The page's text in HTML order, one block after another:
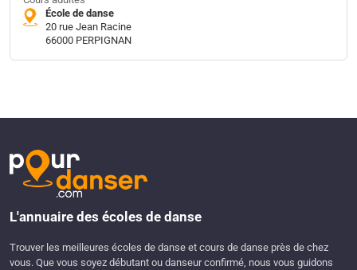
École de danse
20 rue Jean Racine
66000 PERPIGNAN
L'annuaire des écoles de danse
Trouver les meilleures écoles de danse et cours de danse près de chez
vous. Que vous soyez débutant ou danseur confirmé, nous vous guidons